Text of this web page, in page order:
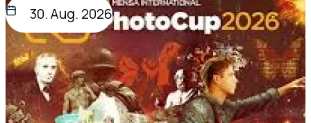
30. Aug. 2026